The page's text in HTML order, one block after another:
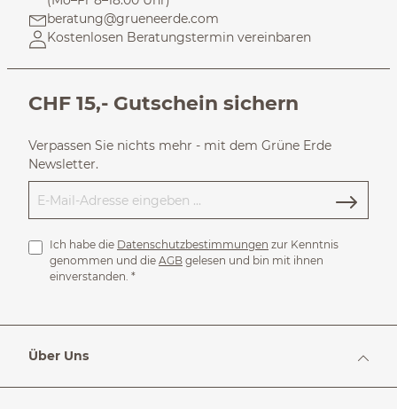
beratung@grueneerde.com
Kostenlosen Beratungstermin vereinbaren
CHF 15,- Gutschein sichern
Verpassen Sie nichts mehr - mit dem Grüne Erde
Newsletter.
Ich habe die Datenschutzbestimmungen zur Kenntnis
genommen und die AGB gelesen und bin mit ihnen
einverstanden. *
Über Uns